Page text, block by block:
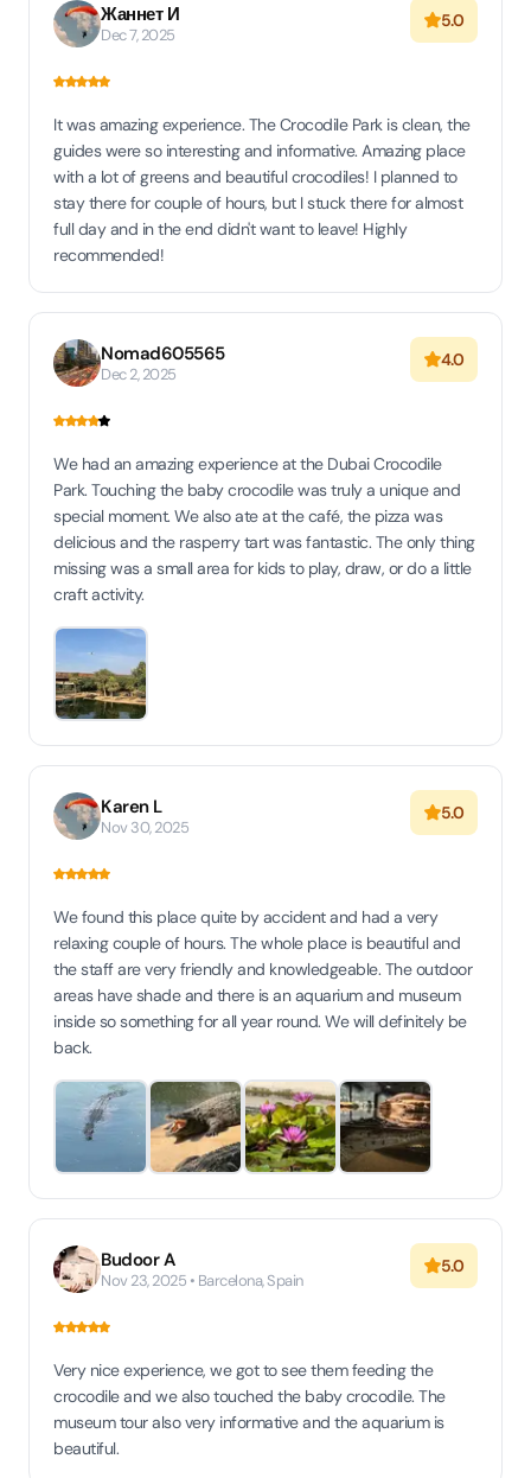
Жаннет И
Dec 7, 2025
5.0
It was amazing experience. The Crocodile Park is clean, the
guides were so interesting and informative. Amazing place
with a lot of greens and beautiful crocodiles! I planned to
stay there for couple of hours, but I stuck there for almost
full day and in the end didn't want to leave! Highly
recommended!
Nomad605565
Dec 2, 2025
4.0
We had an amazing experience at the Dubai Crocodile
Park. Touching the baby crocodile was truly a unique and
special moment. We also ate at the café, the pizza was
delicious and the rasperry tart was fantastic. The only thing
missing was a small area for kids to play, draw, or do a little
craft activity.
Karen L
Nov 30, 2025
5.0
We found this place quite by accident and had a very
relaxing couple of hours. The whole place is beautiful and
the staff are very friendly and knowledgeable. The outdoor
areas have shade and there is an aquarium and museum
inside so something for all year round. We will definitely be
back.
Budoor A
Nov 23, 2025 • Barcelona, Spain
5.0
Very nice experience, we got to see them feeding the
crocodile and we also touched the baby crocodile. The
museum tour also very informative and the aquarium is
beautiful.